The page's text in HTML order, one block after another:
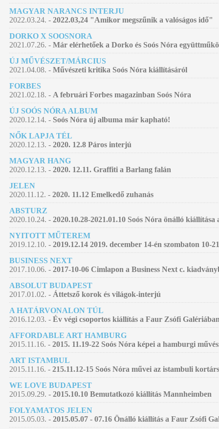
MAGYAR NARANCS INTERJU
2022.03.24. - 2022.03,24 "Amikor megszűnik a valóságos idő"
DORKO X SOOSNORA
2021.07.26. - Már elérhetőek a Dorko és Soós Nóra
ÚJ MŰVÉSZET/MÁRCIUS
2021.04.08. - Művészeti kritika Soós Nóra kiállításáról
FORBES
2021.02.18. - A februári Forbes magazinban Soós Nóra
ÚJ SOÓS NÓRA ALBUM
2020.12.14. - Soós Nóra új albuma már kapható!
NŐK LAPJA TÉL
2020.12.13. - 2020. 12.8 Páros interjú
MAGYAR HANG
2020.12.13. - 2020. 12.11. Graffiti a Barlang falán
JELEN
2020.11.12. - 2020. 11.12 Emelkedő zuhanás
ABSTURZ
2020.10.24. - 2020.10.28-2021.01.10 Soós Nóra önálló
NYITOTT MŰTEREM
2019.12.10. - 2019.12.14 2019. december 14-én szombaton 10-
BUSINESS NEXT
2017.10.06. - 2017-10-06 Cimlapon a Business Next c.
ABSOLUT BUDAPEST
2017.01.02. - Áttetsző korok és világok-interjú
A HATÁRVONALON TÚL
2016.12.03. - Év végi csoportos kiállítás a Faur Zsófi
AFFORDABLE ART HAMBURG
2015.11.16. - 2015. 11.19-22 Soós Nóra képei a hamburgi
ART ISTAMBUL
2015.11.16. - 215.11.12-15 Soós Nóra művei az istambuli
WE LOVE BUDAPEST
2015.09.29. - 2015.10.10 Bemutatkozó kiállítás Mannheimben
FOLYAMATOS JELEN
2015.05.03. - 2015.05.07 - 07.16 Önálló kiállítás a Faur Zsófi